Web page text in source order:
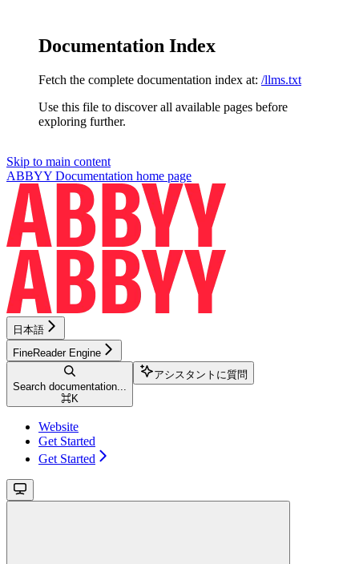
Documentation Index
Fetch the complete documentation index at: /llms.txt
Use this file to discover all available pages before
exploring further.
Skip to main content
ABBYY Documentation home page
日本語
FineReader Engine
Search documentation...
⌘K
アシスタントに質問
Website
Get Started
Get Started